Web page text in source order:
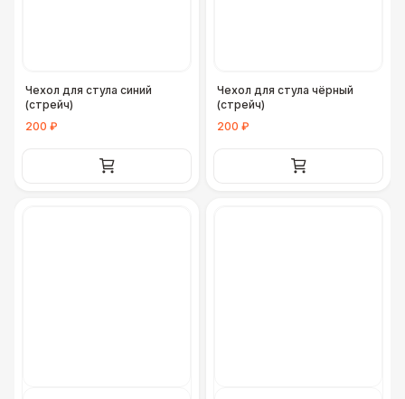
Чехол для стула синий
(стрейч)
200 ₽
Чехол для стула чёрный
(стрейч)
200 ₽